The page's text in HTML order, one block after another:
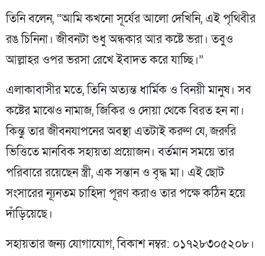
তিনি বলেন, “আমি কখনো সূর্যের আলো দেখিনি, এই পৃথিবীর
রঙ চিনিনা। জীবনটা শুধু অন্ধকার আর কষ্টে ভরা। তবুও
আল্লাহর ওপর ভরসা রেখে ইবাদত করে যাচ্ছি।”
এলাকাবাসীর মতে, তিনি অত্যন্ত ধার্মিক ও বিনয়ী মানুষ। সব
কষ্টের মাঝেও নামাজ, জিকির ও দোয়া থেকে বিরত হন না।
কিন্তু তার জীবনযাপনের অবস্থা এতটাই করুণ যে, জরুরি
ভিত্তিতে মানবিক সহায়তা প্রয়োজন। বর্তমান সময়ে তার
পরিবারে রয়েছেন স্ত্রী, এক সন্তান ও বৃদ্ধ মা। এই ছোট
সংসারের ন্যূনতম চাহিদা পূরণ করাও তার পক্ষে কঠিন হয়ে
দাঁড়িয়েছে।
সহায়তার জন্য যোগাযোগ, বিকাশ নম্বর: ০১৭২৮৩০৫২০৮।